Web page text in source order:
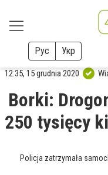
Рус Укр
12:35, 15 grudnia 2020
Borki:
250 tysięcy
Policja zatrzymała